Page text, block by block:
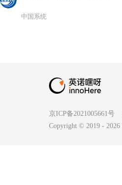
中国系统
京ICP备2021005661号
Copyright © 2019 - 2026